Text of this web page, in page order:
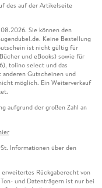
des auf der Artikelseite
Sie können den
Keine Bestellung
ist nicht gültig für
und eBooks) sowie für
tolino select und das
Gutscheinen und
möglich. Ein Weiterverkauf
aufgrund der großen Zahl an
Informationen über den
Rückgaberecht von
und Datenträgern ist nur bei